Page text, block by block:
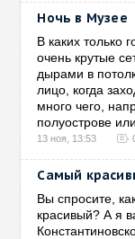
Ночь в Музее
В каких только
очень крутые
дырами в
лицо, когда
много чего,
полуострове
13 ноя, 13:53
Самый
Вы спросите,
красивый? А я